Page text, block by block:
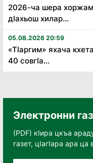
2026-ча шера
дӏахьош хилар...
05.08.2026 20:59
«Тӏаргим» яхача
40 совгӏа...
Электронни
(PDF) кӀира цкъа
газет, цӀагӀара ара